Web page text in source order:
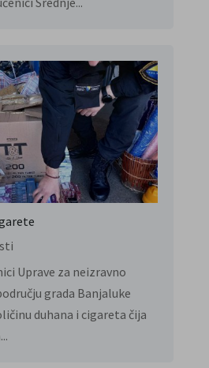
Uprave za neizravno
grada Banjaluke
duhana i cigareta čija